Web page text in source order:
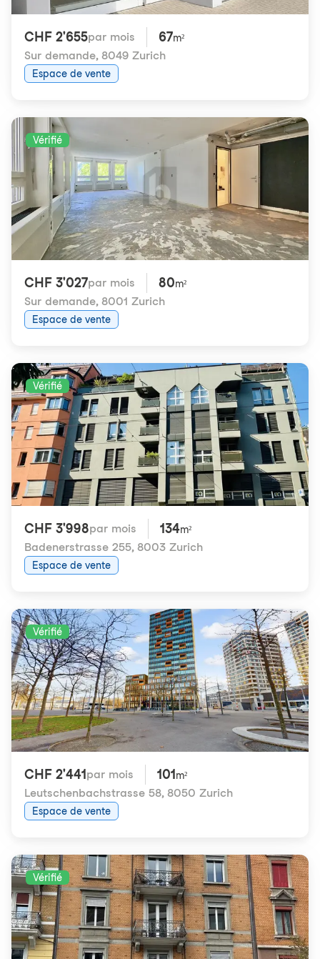
CHF 2'655par mois 67m²
Sur demande, 8049 Zurich
Espace de vente
Vérifié
CHF 3'027par mois 80m²
Sur demande, 8001 Zurich
Espace de vente
Vérifié
CHF 3'998par mois 134m²
Badenerstrasse 255, 8003 Zurich
Espace de vente
Vérifié
CHF 2'441 par mois 101 m²
Leutschenbachstrasse 58, 8050 Zurich
Espace de vente
Vérifié